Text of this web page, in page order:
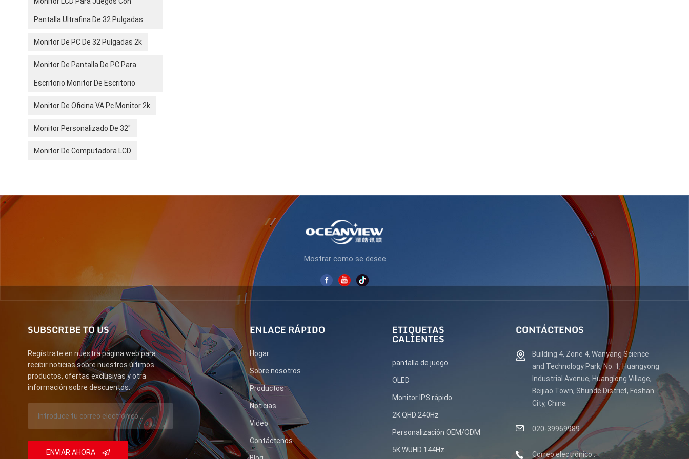
Pantalla Ultrafina De 32 Pulgadas
Monitor De PC De 32 Pulgadas 2k
Monitor De Pantalla De PC Para
Escritorio Monitor De Escritorio
Monitor De Oficina VA Pc Monitor 2k
Monitor Personalizado De 32"
Monitor De Computadora LCD
Mostrar como se desee
SUBSCRIBE TO US
Regístrate en nuestra página web para
recibir noticias sobre nuestros últimos
productos, ofertas exclusivas y otra
información sobre descuentos.
ENVIAR AHORA
ENLACE RÁPIDO
Hogar
Sobre nosotros
Productos
Noticias
Video
Contáctenos
ETIQUETAS
CALIENTES
pantalla de juego
OLED
Monitor IPS rápido
2K QHD 240Hz
Personalización OEM/ODM
5K WUHD 144Hz
CONTÁCTENOS
Building 4, Zone 4, Wanyang Science
and Technology Park, No. 1, Huangyong
Industrial Avenue, Huanglong Village,
Beijiao Town, Shunde District, Foshan
City, China
020-39969989
Correo electrónico :